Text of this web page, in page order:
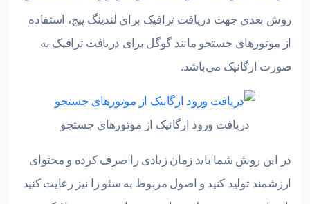
روش بعدی جهت دریافت ترافیک برای لندینگ پیج، استفاده
از موتورهای جستجو مانند گوگل برای دریافت ترافیک به
صورت ارگانیک می‌باشد.
دریافت ورود ارگانیک از موتورهای جستجو
در این روش شما باید زمان زیادی را صرف کرده و محتوای
ارزشمند تولید کنید و اصول مربوط به سئو را نیز رعایت کنید